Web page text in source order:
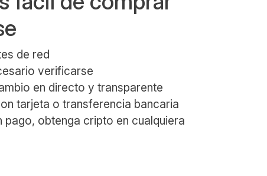
de red
verificarse
en directo y transparente
tarjeta o transferencia bancaria
pago, obtenga cripto en cualquiera